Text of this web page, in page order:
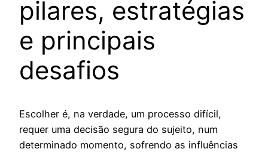
pilares, estratégias
e principais
desafios
Escolher é, na verdade, um processo difícil,
requer uma decisão segura do sujeito, num
determinado momento, sofrendo as influências